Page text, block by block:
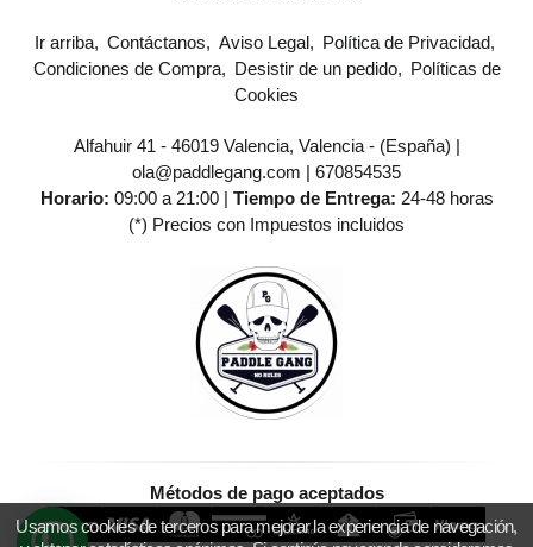
Ir arriba Contáctanos Aviso Legal
Política de Privacidad
Condiciones de Compra
Desistir de un pedido
Políticas de
Cookies
Alfahuir 41 - 46019 Valencia, Valencia - (España) |
ola@paddlegang.com | 670854535
Horario: 09:00 a 21:00 | Tiempo de Entrega: 24-48 horas
(*) Precios con Impuestos incluidos
Métodos de pago aceptados
Usamos cookies de terceros para mejorar la experiencia de navegación,